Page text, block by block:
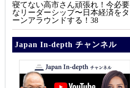
寝てない高市さん頑張れ！今必要
なリーダーシップ〜日本経済をタ
ーンアラウンドする！38
Japan In-depth チャンネル